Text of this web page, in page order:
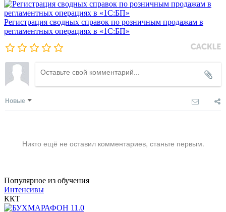
Регистрация сводных справок по розничным продажам в
регламентных операциях в «1С:БП»
Новые
Никто ещё не оставил комментариев, станьте первым.
Популярное из обучения
Интенсивы
ККТ